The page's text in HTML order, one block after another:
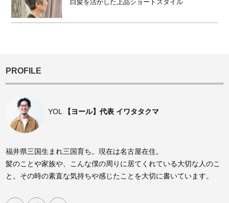
白髪を活かした上品ショートスタイル
PROFILE
YOL 【ヨール】代表 イワタタクマ
福井県三国生まれ三国育ち。現在は名古屋在住。
髪のことや家族や、こんな僕の周りに居てくれている大切な人のこ
と。その時の素直な気持ちや感じたことを大切に書いています。